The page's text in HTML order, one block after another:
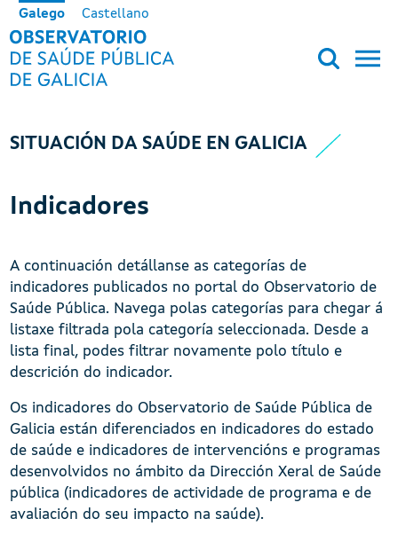
Ir o contido principal
Galego Castellano
OBSERVATORIO DE SALUD
SITUACIÓN DA SAÚDE EN GALICIA
Indicadores
A continuación detállanse as categorías de
indicadores publicados no portal do Observatorio de
Saúde Pública. Navega polas categorías para chegar á
listaxe filtrada pola categoría seleccionada. Desde a
lista final, podes filtrar novamente polo título e
descrición do indicador.
Os indicadores do Observatorio de Saúde Pública de
Galicia están diferenciados en indicadores do estado
de saúde e indicadores de intervencións e programas
desenvolvidos no ámbito da Dirección Xeral de Saúde
pública (indicadores de actividade de programa e de
avaliación do seu impacto na saúde).